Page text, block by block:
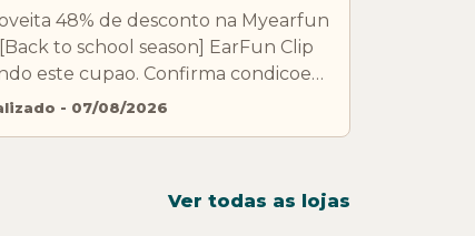
48% de desconto na Myearfun
to school season] EarFun Clip
este cupao. Confirma condicoes,
e validade antes de pagar.
- 07/08/2026
Ver todas as lojas